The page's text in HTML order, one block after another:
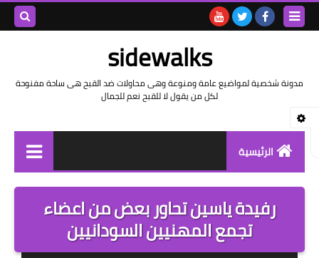
sidewalks
مدونة شخصية لمواضيع عامة ومنوعة وهى محاولات ضد القبح هى ساحة مفنوحة
لكل من يقول لا للقبح نعم للجمال
الرئيسية
توثيق وتاريخ
بيانات
تقارير
رفيدة ياسين تحاور بعض من اعضاء
تجمع المهنيين السودانيين